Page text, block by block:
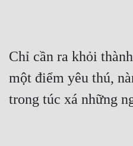
Chỉ cần ra khỏi
một điểm yêu thú,
trong túc xá những